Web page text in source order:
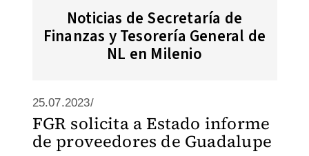
Noticias de Secretaría de
Finanzas y Tesorería General de
NL en Milenio
25.07.2023/
FGR solicita a Estado informe
de proveedores de Guadalupe